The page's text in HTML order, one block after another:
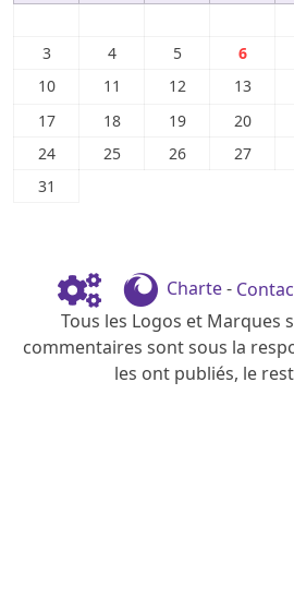
3
4 5 6
10
11 12 13
17
18 19 20
24
25 26 27
31
Charte-
Tous les Logos et Marques
commentaires sont sous la
les ont publiés, le